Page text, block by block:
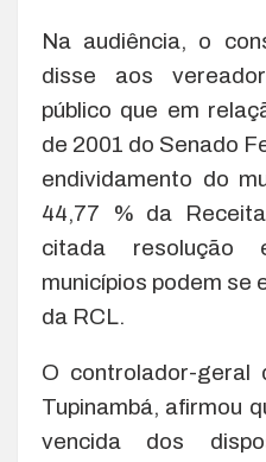
Na audiência, o
disse aos
público que em
de 2001 do Senado
endividamento do
44,77 % da
citada resolução
municípios podem se
da RCL.
O controlador-geral
Tupinambá, afirmou
vencida dos